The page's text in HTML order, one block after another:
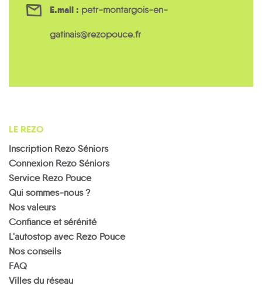
E.mail : petr-montargois-en-
gatinais@rezopouce.fr
LE REZO
Inscription Rezo Séniors
Connexion Rezo Séniors
Service Rezo Pouce
Qui sommes-nous ?
Nos valeurs
Confiance et sérénité
L'autostop avec Rezo Pouce
Nos conseils
FAQ
Villes du réseau